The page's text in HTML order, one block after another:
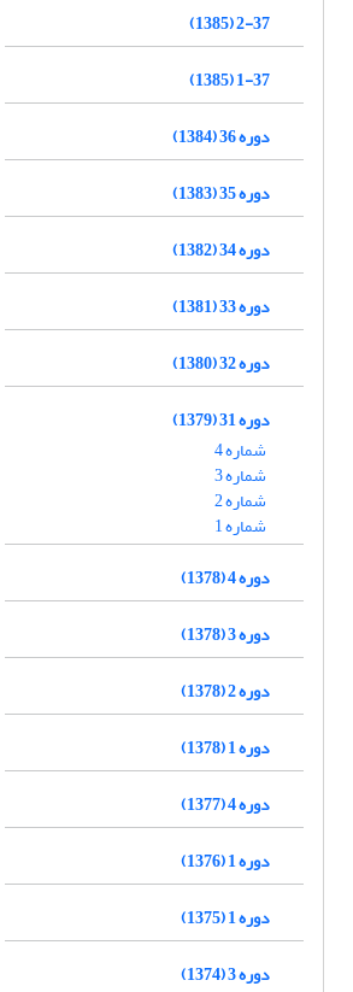
2-37 (1385)
1-37 (1385)
دوره 36 (1384)
دوره 35 (1383)
دوره 34 (1382)
دوره 33 (1381)
دوره 32 (1380)
دوره 31 (1379)
شماره 4
شماره 3
شماره 2
شماره 1
دوره 4 (1378)
دوره 3 (1378)
دوره 2 (1378)
دوره 1 (1378)
دوره 4 (1377)
دوره 1 (1376)
دوره 1 (1375)
دوره 3 (1374)